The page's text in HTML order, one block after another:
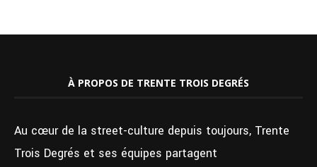
À PROPOS DE TRENTE TROIS DEGRÉS
Au cœur de la street-culture depuis toujours, Trente
Trois Degrés et ses équipes partagent